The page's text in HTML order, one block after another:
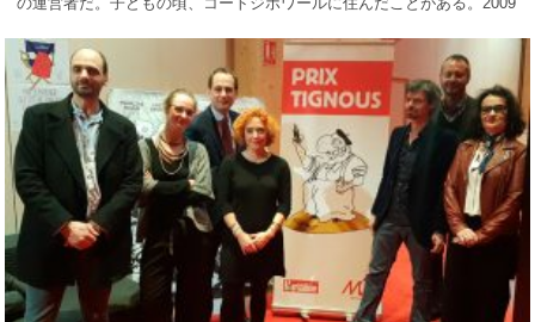
の運営者だ。子どもの頃、コートジボワールに住んだことがある。2009
ンプで行うダンスのワ [...]